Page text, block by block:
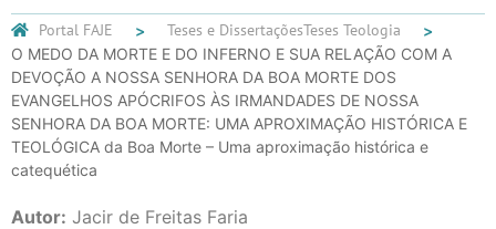
Portal FAJE Teses e DissertaçõesTeses Teologia
O MEDO DA MORTE E DO INFERNO E SUA RELAÇÃO COM A
DEVOÇÃO A NOSSA SENHORA DA BOA MORTE DOS
EVANGELHOS APÓCRIFOS ÀS IRMANDADES DE NOSSA
SENHORA DA BOA MORTE: UMA APROXIMAÇÃO HISTÓRICA E
TEOLÓGICA da Boa Morte – Uma aproximação histórica e
catequética
Autor: Jacir de Freitas Faria